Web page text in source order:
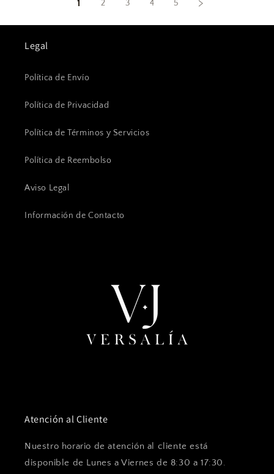
1 2 3 4 5
Legal
Política de Envío
Política de Privacidad
Política de Términos y Servicios
Política de Reembolso
Aviso Legal
Información de Contacto
Atención al Cliente
Nuestro horario de atención al cliente está
disponible de Lunes a Viernes de 8:30 a 17:30.